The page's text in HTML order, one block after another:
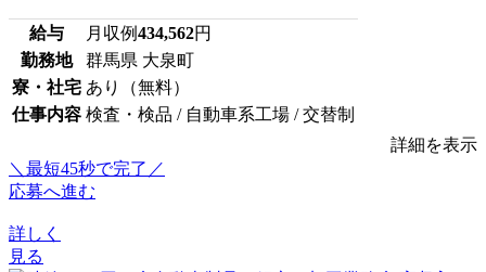
給与 月収例434,562円
勤務地
群馬県 大泉町
寮・社宅 あり（無料）
仕事内容 検査・検品 / 自動車系工場 / 交替制
詳細を表示
＼最短45秒で完了／
応募へ進む
詳しく
見る